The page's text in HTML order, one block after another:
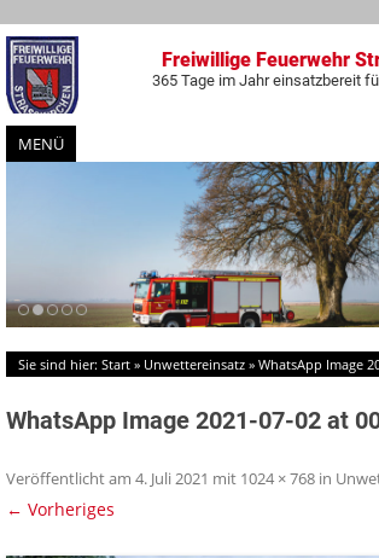
Freiwillige Feuerwehr
365 Tage im Jahr einsatzbereit
MENÜ
Zum
Inhalt
springen
Sie sind hier: Start » Unwettereinsatz » WhatsApp Image
WhatsApp Image 2021-07-02 at
Veröffentlicht am 4. Juli 2021 mit 1024 × 768 in
← Vorheriges